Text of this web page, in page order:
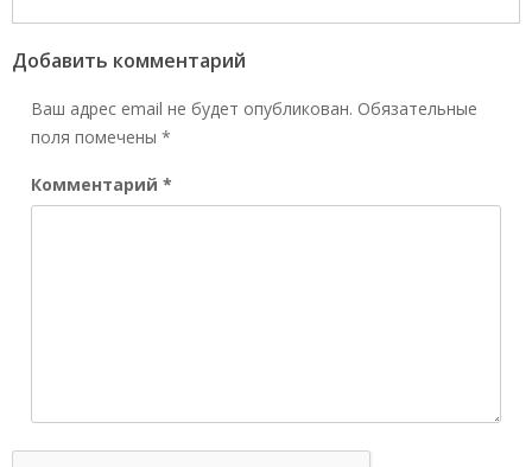
Добавить комментарий
Ваш адрес email не будет опубликован. Обязательные
поля помечены *
Комментарий *